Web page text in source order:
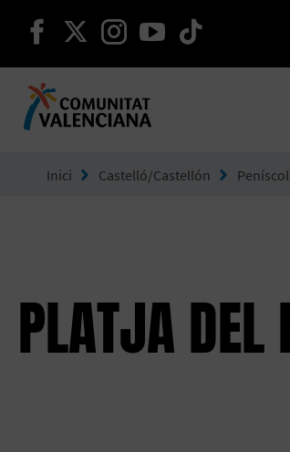
seguir en facebook
seguir en twitter
seguir en
seguir en
Inici Castelló/Castellón
PLATJA DEL